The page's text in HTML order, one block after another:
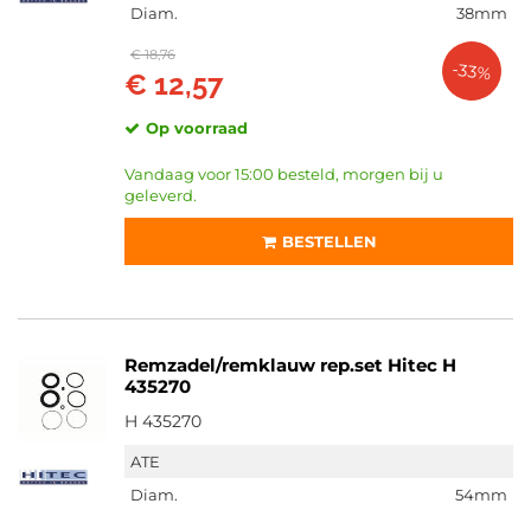
Diam.
38mm
€ 18,76
€ 12,57 -33%
Op voorraad
Vandaag voor 15:00 besteld, morgen bij u
geleverd.
BESTELLEN
Remzadel/remklauw rep.set Hitec H
435270
H 435270
ATE
Diam.
54mm